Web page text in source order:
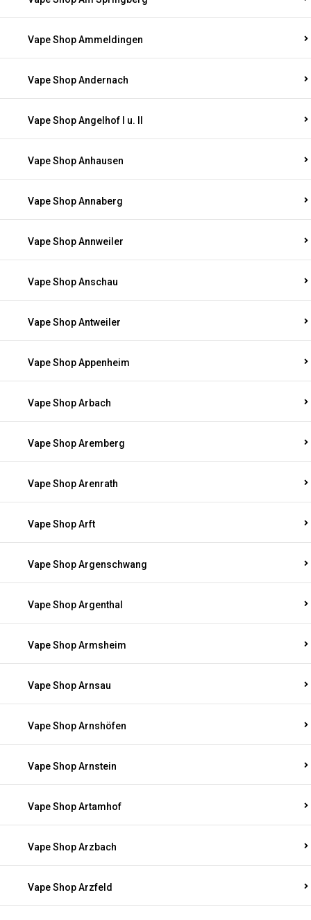
Vape Shop Ammeldingen
Vape Shop Andernach
Vape Shop Angelhof I u. II
Vape Shop Anhausen
Vape Shop Annaberg
Vape Shop Annweiler
Vape Shop Anschau
Vape Shop Antweiler
Vape Shop Appenheim
Vape Shop Arbach
Vape Shop Aremberg
Vape Shop Arenrath
Vape Shop Arft
Vape Shop Argenschwang
Vape Shop Argenthal
Vape Shop Armsheim
Vape Shop Arnsau
Vape Shop Arnshöfen
Vape Shop Arnstein
Vape Shop Artamhof
Vape Shop Arzbach
Vape Shop Arzfeld